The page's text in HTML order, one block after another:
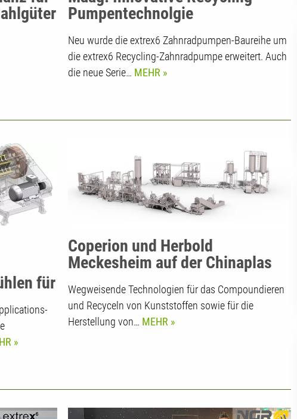
Pumpentechnolgie
Neu wurde die extrex6 Zahnradpumpen-Baureihe um
die extrex6 Recycling-Zahnradpumpe erweitert. Auch
die neue Serie… MEHR
für
Coperion und Herbold
Meckesheim auf der Chinaplas
Wegweisende Technologien für das Compoundieren
und Recyceln von Kunststoffen sowie für die
Herstellung von… MEHR